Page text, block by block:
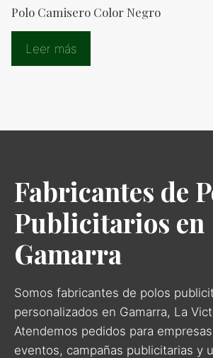
Polo Camisero Color Negro
Leer más
Fabricantes de
Publicitarios en
Gamarra
Somos fabricantes de polos
personalizados en Gamarra, La
Atendemos pedidos para
eventos, campañas publicitarias y